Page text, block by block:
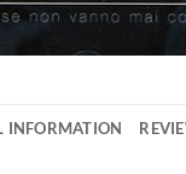
INFORMATION